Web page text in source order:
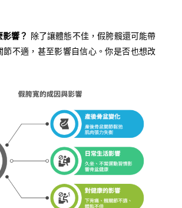
響？
除了讓體態不佳，假胯髖還可能帶
節不適，甚至影響自信心。你是否也想改